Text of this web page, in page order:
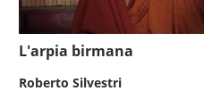
L'arpia birmana
Roberto Silvestri